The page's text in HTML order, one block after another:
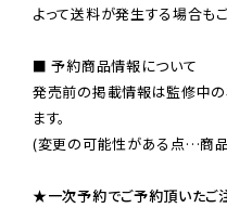
よって送料が発生する場合も
■ 予約商品情報について
発売前の掲載情報は監修中
ます。
(変更の可能性がある点…商品
★一次予約でご予約頂いたご